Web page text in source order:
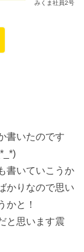
みくま社員2号
書いたのです
書いていこうか
かりなので思い
かと！
と思います震